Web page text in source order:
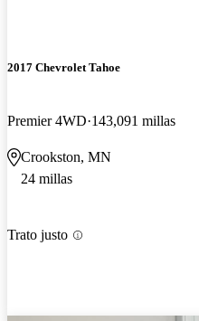
2017 Chevrolet Tahoe
Premier 4WD 143,091 millas
Crookston, MN
24 millas
Trato justo